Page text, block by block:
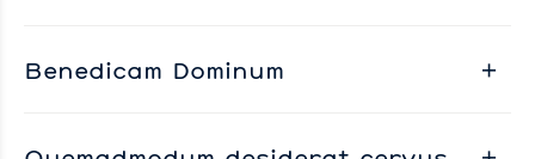
Benedicam Dominum